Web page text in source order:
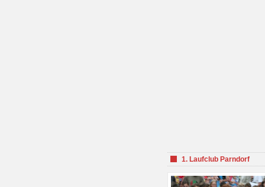
1. Laufclub Parndorf